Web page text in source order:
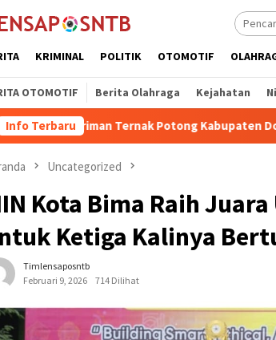
KRIMINAL POLITIK OTOMOTIF
OTOMOTIF Berita Olahraga Kejahatan
Info Terbaru
Potong Kabupaten Dompu Naik
Uncategorized
Kota Bima Raih Juara
Ketiga Kalinya
Timlensaposntb
Februari 9, 2026
714 Dilihat